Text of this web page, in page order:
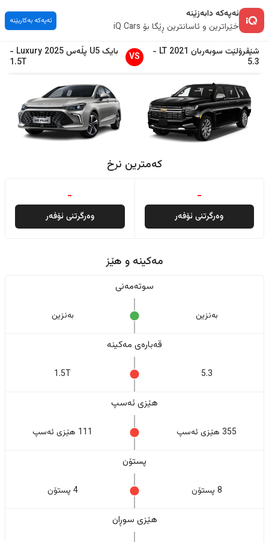
ئەپەکە دابەزێنە
خێراترین و ئاسانترین ڕێگا بۆ iQ Cars
ئەپەکە بەکاربێنە
شێڤرۆلێت سوبەربان 2021
LT
-
5.3
VS بایکU5 پڵەس 2025
Luxury
-
1.5T
کەمترین نرخ
-
وەرگرتنی ئۆفەر
-
وەرگرتنی ئۆفەر
مەکینە و هێز
سوتەمەنی
بەنزین بەنزین
قەبارەی مەکینە
5.3
1.5T
هێزی ئەسپ
355 هێزی ئەسپ 111 هێزی ئەسپ
پستۆن
8 پستۆن 4 پستۆن
هێزی سوڕان